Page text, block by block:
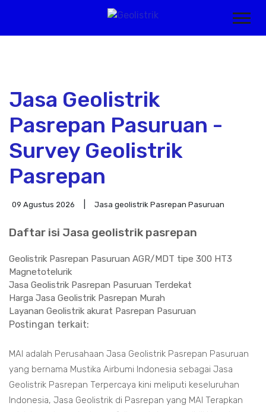
Jasa Geolistrik
Pasrepan Pasuruan -
Survey Geolistrik
Pasrepan
09 Agustus 2026 Jasa geolistrik Pasrepan Pasuruan
Daftar isi Jasa geolistrik pasrepan
Geolistrik Pasrepan Pasuruan AGR/MDT tipe 300 HT3
Magnetotelurik
Jasa Geolistrik Pasrepan Pasuruan Terdekat
Harga Jasa Geolistrik Pasrepan Murah
Layanan Geolistrik akurat Pasrepan Pasuruan
Postingan terkait:
MAI adalah Perusahaan Jasa Geolistrik Pasrepan Pasuruan
yang bernama Mustika Airbumi Indonesia sebagai Jasa
Geolistrik Pasrepan Terpercaya kini meliputi keseluruhan
Indonesia, Jasa Geolistrik di Pasrepan yang MAI Terapkan